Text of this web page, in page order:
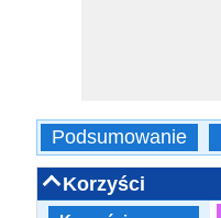
Podsumowanie
Korzyści